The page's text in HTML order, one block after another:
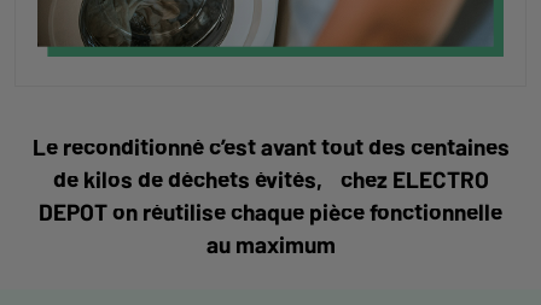
Le reconditionné c’est avant tout des centaines
de kilos de déchets évités, chez ELECTRO
DEPOT on réutilise chaque pièce fonctionnelle
au maximum